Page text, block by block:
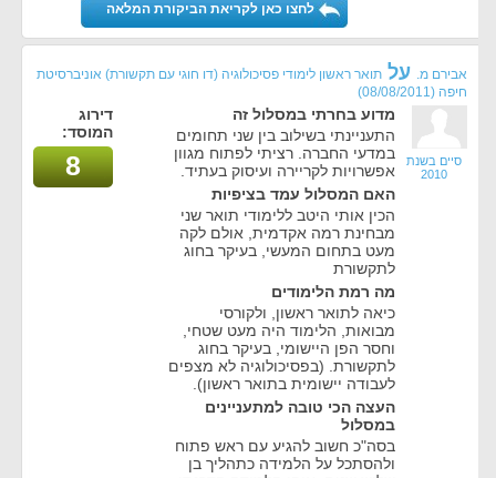
לחצו כאן לקריאת הביקורת המלאה
אבירם מ. על תואר ראשון לימודי פסיכולוגיה (דו חוגי עם תקשורת) אוניברסיטת
חיפה (08/08/2011)
סיים בשנת
2010
מדוע בחרתי במסלול זה
התעניינתי בשילוב בין שני תחומים
במדעי החברה. רציתי לפתוח מגוון
אפשרויות לקריירה ועיסוק בעתיד.
האם המסלול עמד בציפיות
הכין אותי היטב ללימודי תואר שני
מבחינת רמה אקדמית, אולם לקה
מעט בתחום המעשי, בעיקר בחוג
לתקשורת
מה רמת הלימודים
כיאה לתואר ראשון, ולקורסי
מבואות, הלימוד היה מעט שטחי,
וחסר הפן היישומי, בעיקר בחוג
לתקשורת. (בפסיכולוגיה לא מצפים
לעבודה יישומית בתואר ראשון).
העצה הכי טובה למתעניינים
במסלול
בסה"כ חשוב להגיע עם ראש פתוח
ולהסתכל על הלמידה כתהליך בן
דירוג
המוסד:
8